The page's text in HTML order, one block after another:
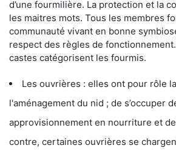
d’une fourmilière. La protection et la
les maitres mots. Tous les membres
communauté vivant en bonne
respect des règles de
castes catégorisent les fourmis.
Les ouvrières : elles ont pour rôle
l'aménagement du nid ; de s’occuper
approvisionnement en nourriture et
contre, certaines ouvrières se